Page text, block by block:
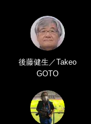
後藤健生／Takeo
GOTO